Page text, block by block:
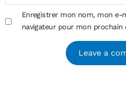
Enregistrer mon nom, mon e-
navigateur pour mon prochain